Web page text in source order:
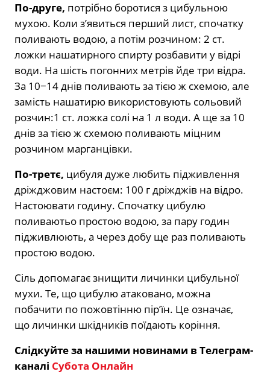
По-друге, потрібно боротися з цибульною
мухою. Коли з’явиться перший лист, спочатку
поливають водою, а потім розчином: 2 ст.
ложки нашатирного спирту розбавити у відрі
води. На шість погонних метрів йде три відра.
За 10−14 днів поливають за тією ж схемою, але
замість нашатирю використовують сольовий
розчин:1 ст. ложка солі на 1 л води. А ще за 10
днів за тією ж схемою поливають міцним
розчином марганцівки.
По-третє, цибуля дуже любить підживлення
дріжджовим настоєм: 100 г дріжджів на відро.
Настоювати годину. Спочатку цибулю
поливаютьо простою водою, за пару годин
підживлюють, а через добу ще раз поливають
простою водою.
Сіль допомагає знищити личинки цибульної
мухи. Те, що цибулю атаковано, можна
побачити по пожовтінню пір’їн. Це означає,
що личинки шкідників поїдають коріння.
Слідкуйте за нашими новинами в Телеграм-
каналі Субота Онлайн